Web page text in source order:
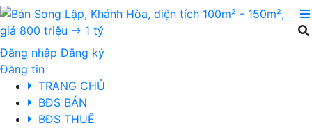
Đăng nhập Đăng ký
Đăng tin
TRANG CHỦ
BĐS BÁN
BĐS THUÊ